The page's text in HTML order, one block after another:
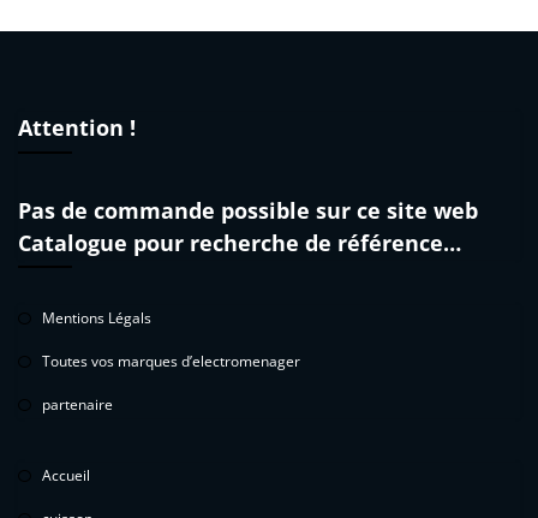
Attention !
Pas de commande possible sur ce site web
Catalogue pour recherche de référence…
Mentions Légals
Toutes vos marques d’electromenager
partenaire
Accueil